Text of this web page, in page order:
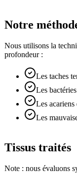
Notre
Nous utilisons la
profondeur :
Les taches
Les
Les acariens
Les
Tissus traités
Note : nous évaluons